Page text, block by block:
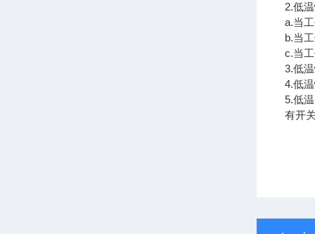
2.低
a.当
b.当
c.当
3.低
4.低
5.低
有开